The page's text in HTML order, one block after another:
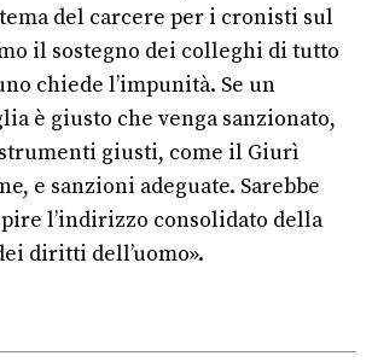
del carcere per i cronisti sul
il sostegno dei colleghi di tutto
chiede l’impunità. Se un
è giusto che venga sanzionato,
giusti, come il Giurì
e sanzioni adeguate. Sarebbe
l’indirizzo consolidato della
diritti dell’uomo».